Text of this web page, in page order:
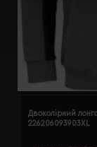
Двоколірний
226206093903XL